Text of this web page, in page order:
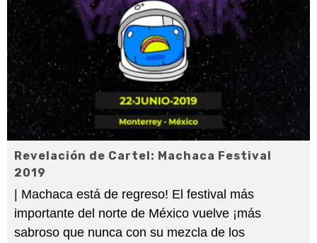
Revelación de Cartel: Machaca Festival
2019
| Machaca está de regreso! El festival más
importante del norte de México vuelve ¡más
sabroso que nunca con su mezcla de los